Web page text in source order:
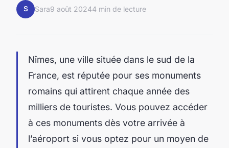
S Sara9 août 20244 min de lecture
Nîmes, une ville située dans le sud de la
France, est réputée pour ses monuments
romains qui attirent chaque année des
milliers de touristes. Vous pouvez accéder
à ces monuments dès votre arrivée à
l’aéroport si vous optez pour un moyen de